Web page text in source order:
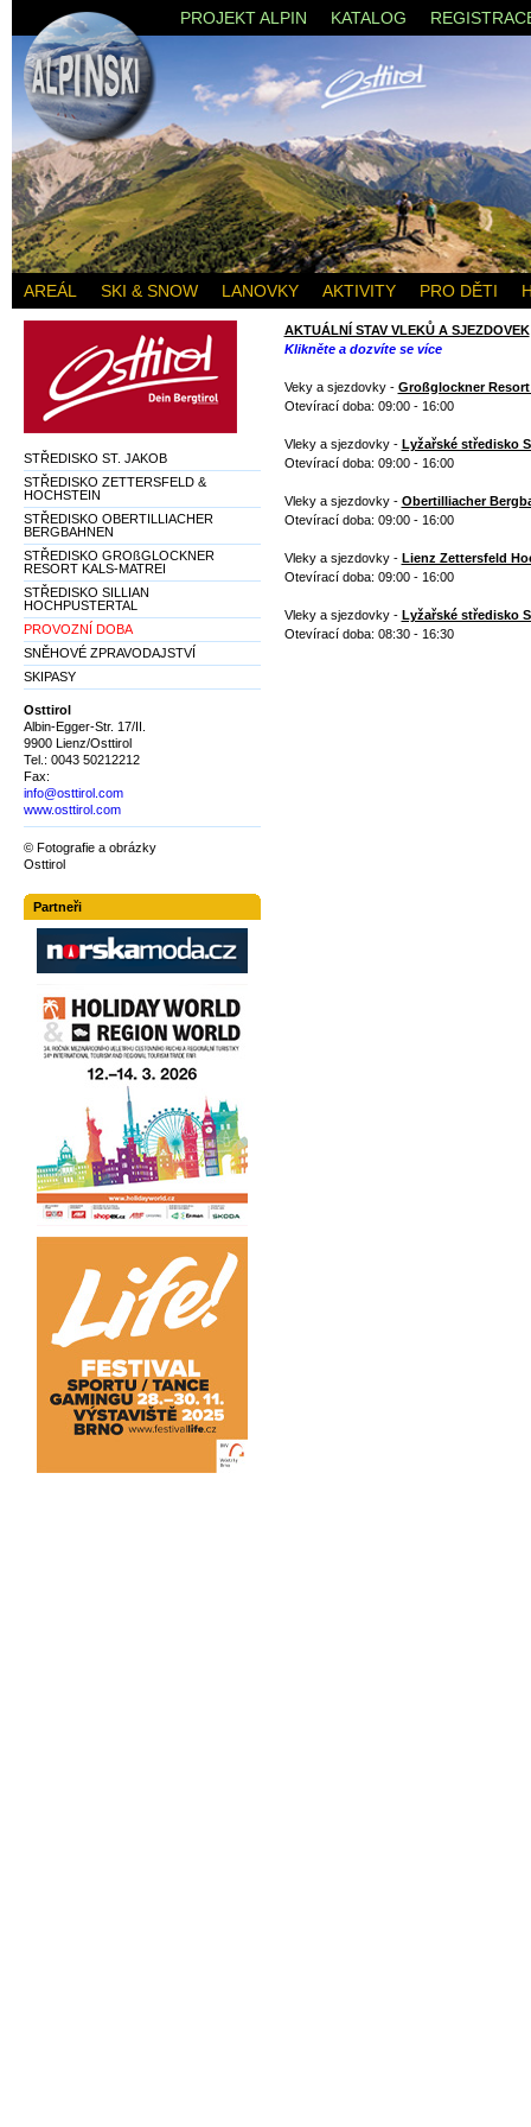
AKTUÁLNÍ STAV VLEKŮ A SJEZDOVEK
Klikněte a dozvíte se více
Veky a sjezdovky - Großglockner
Otevírací doba: 09:00 - 16:00
Vleky a sjezdovky - Lyžařské středisko
Otevírací doba: 09:00 - 16:00
Vleky a sjezdovky - Obertilliacher
Otevírací doba: 09:00 - 16:00
Vleky a sjezdovky - Lienz Zettersfeld
Otevírací doba: 09:00 - 16:00
Vleky a sjezdovky - Lyžařské středisko
Otevírací doba: 08:30 - 16:30
STŘEDISKO ST. JAKOB
STŘEDISKO ZETTERSFELD &
HOCHSTEIN
STŘEDISKO OBERTILLIACHER
BERGBAHNEN
STŘEDISKO GROßGLOCKNER
RESORT KALS-MATREI
STŘEDISKO SILLIAN
HOCHPUSTERTAL
PROVOZNÍ DOBA
SNĚHOVÉ ZPRAVODAJSTVÍ
SKIPASY
Osttirol
Albin-Egger-Str. 17/II.
9900 Lienz/Osttirol
Tel.: 0043 50212212
Fax:
info@osttirol.com
www.osttirol.com
© Fotografie a obrázky
Osttirol
Partneři
PROJEKT ALPIN KATALOG
AREÁL SKI & SNOW LANOVKY AKTIVITY PRO DĚTI